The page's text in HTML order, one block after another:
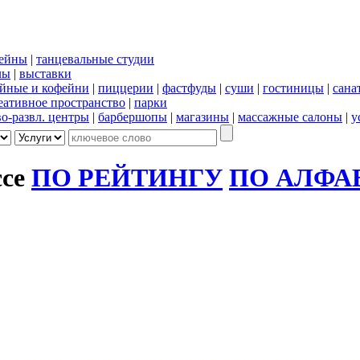
| танцевальные студии
| выставки
и кофейни | пиццерии | фастфуды | суши | гостиницы |
пространство | парки
развл. центры | барбершопы | магазины | массажные салоны |
ПО РЕЙТИНГУ ПО